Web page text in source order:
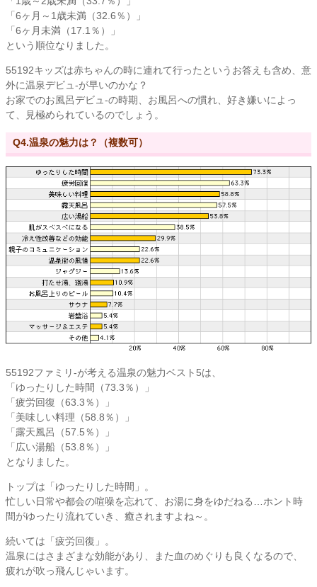
「6ヶ月～1歳未満（32.6％）」
「6ヶ月未満（17.1％）」
という順位なりました。
55192キッズは赤ちゃんの時に連れて行ったというお答えも含め、意
外に温泉デビュ-が早いのかな？
お家でのお風呂デビュ-の時期、お風呂への慣れ、好き嫌いによっ
て、見極められているのでしょう。
Q4.温泉の魅力は？（複数可）
55192ファミリ-が考える温泉の魅力ベスト5は、
「ゆったりした時間（73.3％）」
「疲労回復（63.3％）」
「美味しい料理（58.8％）」
「露天風呂（57.5％）」
「広い湯船（53.8％）」
となりました。
トップは「ゆったりした時間」。
忙しい日常や都会の喧噪を忘れて、お湯に身をゆだねる…ホント時
間がゆったり流れていき、癒されますよね～。
続いては「疲労回復」。
温泉にはさまざまな効能があり、また血のめぐりも良くなるので、
疲れが吹っ飛んじゃいます。